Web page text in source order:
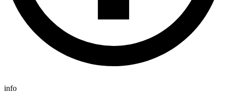
info